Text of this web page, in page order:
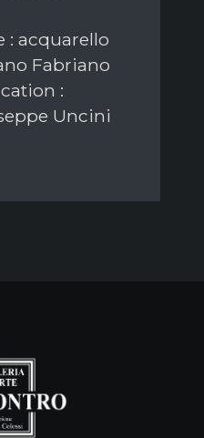
: acquarello
Fabriano
:
Uncini